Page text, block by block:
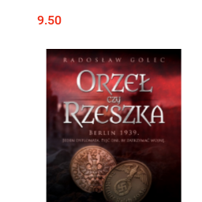
9.50